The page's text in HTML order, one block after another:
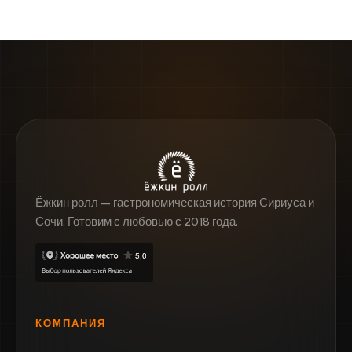
Ёжкин ролл — гастрономическая история Сириуса и
Сочи. Готовим с любовью с 2018 года.
КОМПАНИЯ